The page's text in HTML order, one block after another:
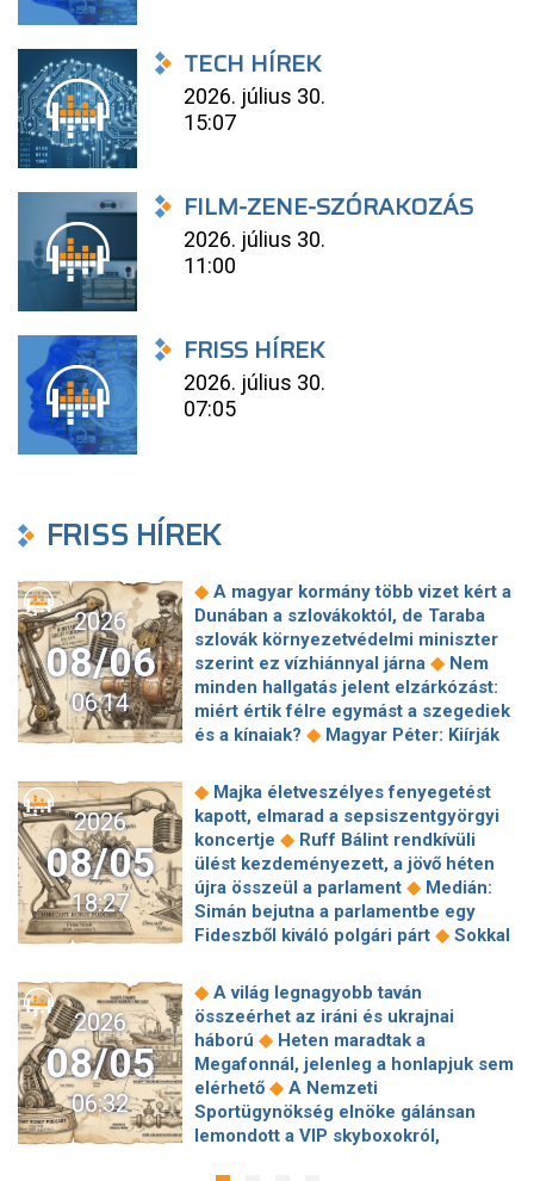
TECH HÍREK
2026. július 30.
15:07
FILM-ZENE-SZÓRAKOZÁS
2026. július 30.
11:00
FRISS HÍREK
2026. július 30.
07:05
FRISS HÍREK
2026
08/06
06:14
◆ A magyar kormány több vizet kért a
Dunában a szlovákoktól, de Taraba
szlovák környezetvédelmi miniszter
szerint ez vízhiánnyal járna ◆ Nem
minden hallgatás jelent elzárkózást:
miért értik félre egymást a szegediek
és a kínaiak? ◆ Magyar Péter: Kiírják
projektekben magyar állami
tulajdonrészt fognak előírni ◆Orbán
Gáspár hatszor repült honvédségi
gépen Csádba és Nigerbe◆Ismert
magyar utazási iroda ment csődbe,
bolgár biztosítóval hadakozhatnak az
utasok◆Amerikai rakétákat is
zsákmányolt az előrenyomuló orosz
után: a Szerencsejáték Zrt. átalakítja
ügynökségi modelljét◆A Tisza-
frakció kezdeményezte, hogy jövő
kedden válasszák meg az új
köztársasági elnököt◆
Sajtószabadság-díjat kap az Orbán-
kormány orosz kapcsolatait feltáró
2026
08/05
18:27
◆ Majka életveszélyes fenyegetést
kapott, elmarad a sepsiszentgyörgyi
koncertje ◆ Ruff Bálint rendkívüli
ülést kezdeményezett, a jövő héten
újra összeül a parlament ◆ Medián:
Simán bejutna a parlamentbe egy
Fideszből kiváló polgári párt ◆ Sokkal
Vitézy: 42 új, 120 méteres
motorvonatot vesznek, teljesen
megújul a szentendrei, a csepeli és a
ráckevei HÉV járműparkja
◆ Egy
hajszálon múlt Paks, de a jövőben jó
lenne nem kísérteni a sorsot
Megszólalt a kormányhivatal a
Robinson Tours-ügyről
◆ Baka
András is köztársasági elnökjelölt,
2026
08/05
06:32
◆ A világ legnagyobb taván
összeérhet az iráni és ukrajnai
háború ◆ Heten maradtak a
Megafonnál, jelenleg a honlapjuk sem
elérhető ◆ A Nemzeti
Sportügynökség elnöke gálánsan
lemondott a VIP skyboxokról,